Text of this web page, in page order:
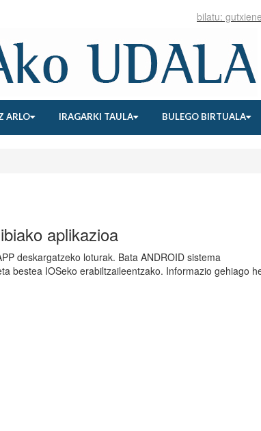
ARLO IRAGARKI TAULA BULEGO BIRTUALA
aplikazioa
deskargatzeko loturak. Bata ANDROID sistema
bestea IOSeko erabiltzaileentzako. Informazio gehiago